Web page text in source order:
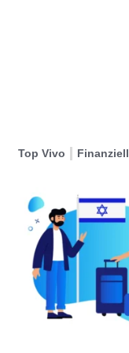
Top Vivo Finanziell